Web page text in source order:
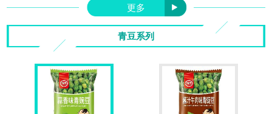
更多
青豆系列